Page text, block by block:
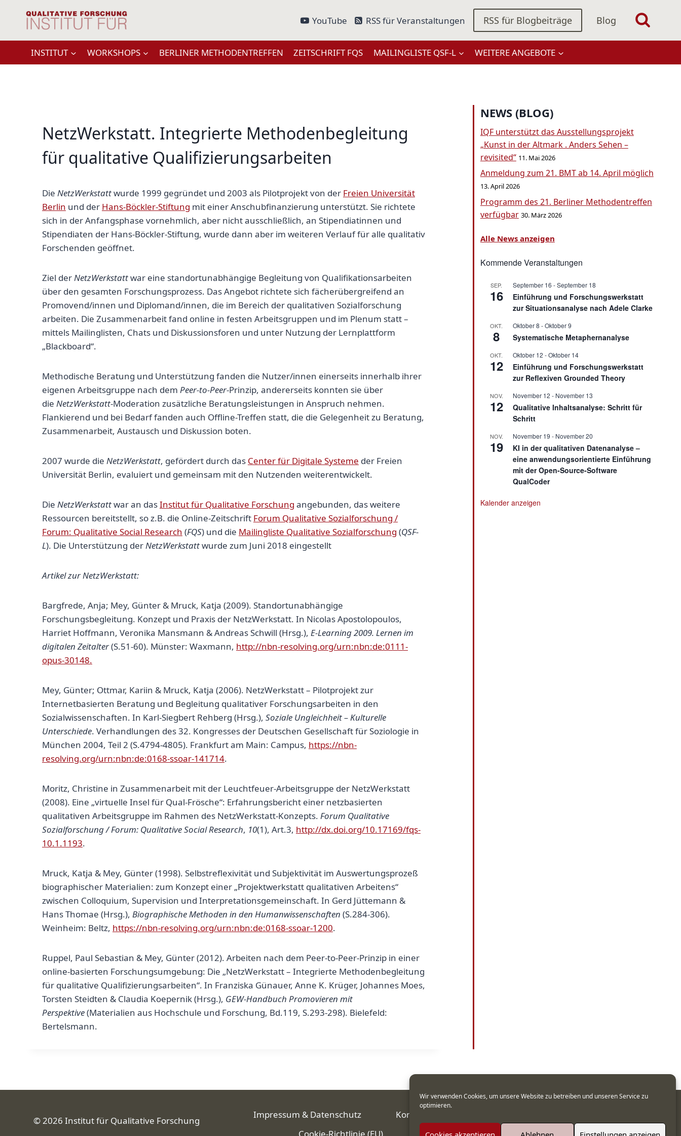
Wir verwenden Cookies, um unsere Website zu betreiben und unseren Service zu
optimieren.
YouTube RSS für Veranstaltungen RSS für Blogbeiträge Blog
INSTITUT WORKSHOPS BERLINER METHODENTREFFEN ZEITSCHRIFT FQS MAILINGLISTE QSF-L WEITERE ANGEBOTE
NetzWerkstatt. Integrierte Methodenbegleitung
für qualitative Qualifizierungsarbeiten
Die NetzWerkstattwurde 1999 gegründet und 2003 als Pilotprojekt von der Freien Universität
Berlin und der Hans-Böckler-Stiftung mit einer Anschubfinanzierung unterstützt. Sie richtete
sich in der Anfangsphase vornehmlich, aber nicht ausschließlich, an Stipendiatinnen und
Stipendiaten der Hans-Böckler-Stiftung, wurde dann aber im weiteren Verlauf für alle qualitativ
Forschenden geöffnet.
Ziel derNetzWerkstattwar eine standortunabhängige Begleitung von Qualifikationsarbeiten
über den gesamten Forschungsprozess. Das Angebot richtete sich fächerübergreifend an
Promovend/innen und Diplomand/innen, die im Bereich der qualitativen Sozialforschung
arbeiten. Die Zusammenarbeit fand online in festen Arbeitsgruppen und im Plenum statt –
mittels Mailinglisten, Chats und Diskussionsforen und unter Nutzung der Lernplattform
„Blackboard“.
Methodische Beratung und Unterstützung fanden die Nutzer/innen einerseits innerhalb ihrer
eigenen Arbeitsgruppe nach dem Peer-to-Peer-Prinzip, andererseits konnten sie über
die NetzWerkstatt-Moderation zusätzliche Beratungsleistungen in Anspruch nehmen.
Flankierend und bei Bedarf fanden auch Offline-Treffen statt, die die Gelegenheit zu Beratung,
Zusammenarbeit, Austausch und Diskussion boten.
2007 wurde die NetzWerkstatt, gefördert durch das Center für Digitale Systeme der Freien
Universität Berlin, evaluiert und gemeinsam mit den Nutzenden weiterentwickelt.
Die NetzWerkstattwar an dasInstitut für Qualitative Forschung angebunden, das weitere
Ressourcen bereitstellt, so z.B. die Online-Zeitschrift Forum Qualitative Sozialforschung /
Forum: Qualitative Social Research (FQS) und die Mailingliste Qualitative Sozialforschung (QSF-
L). Die Unterstützung derNetzWerkstattwurde zum Juni 2018 eingestellt
Artikel zur NetzWerkstatt:
Bargfrede, Anja; Mey, Günter & Mruck, Katja (2009). Standortunabhängige
Forschungsbegleitung. Konzept und Praxis der NetzWerkstatt. In Nicolas Apostolopoulos,
Harriet Hoffmann, Veronika Mansmann & Andreas Schwill (Hrsg.), E-Learning 2009. Lernen im
digitalen Zeitalter(S.51-60). Münster: Waxmann, http://nbn-resolving.org/urn:nbn:de:0111-
opus-30148.
Mey, Günter; Ottmar, Kariin & Mruck, Katja (2006). NetzWerkstatt – Pilotprojekt zur
Internetbasierten Beratung und Begleitung qualitativer Forschungsarbeiten in den
Sozialwissenschaften. In Karl-Siegbert Rehberg (Hrsg.), Soziale Ungleichheit – Kulturelle
Unterschiede. Verhandlungen des 32. Kongresses der Deutschen Gesellschaft für Soziologie in
München 2004, Teil 2 (S.4794-4805). Frankfurt am Main: Campus, https://nbn-
resolving.org/urn:nbn:de:0168-ssoar-141714.
Moritz, Christine in Zusammenarbeit mit der Leuchtfeuer-Arbeitsgruppe der NetzWerkstatt
(2008). Eine „virtuelle Insel für Qual-Frösche“: Erfahrungsbericht einer netzbasierten
qualitativen Arbeitsgruppe im Rahmen des NetzWerkstatt-Konzepts. Forum Qualitative
Sozialforschung / Forum: Qualitative Social Research, 10(1), Art.3, http://dx.doi.org/10.17169/fqs-
10.1.1193.
Mruck, Katja & Mey, Günter (1998). Selbstreflexivität und Subjektivität im Auswertungsprozeß
biographischer Materialien: zum Konzept einer „Projektwerkstatt qualitativen Arbeitens“
zwischen Colloquium, Supervision und Interpretationsgemeinschaft. In Gerd Jüttemann &
Hans Thomae (Hrsg.), Biographische Methoden in den Humanwissenschaften (S.284-306).
Weinheim: Beltz, https://nbn-resolving.org/urn:nbn:de:0168-ssoar-1200.
Ruppel, Paul Sebastian & Mey, Günter (2012). Arbeiten nach dem Peer-to-Peer-Prinzip in einer
online-basierten Forschungsumgebung: Die „NetzWerkstatt – Integrierte Methodenbegleitung
für qualitative Qualifizierungsarbeiten“. In Franziska Günauer, Anne K. Krüger, Johannes Moes,
Torsten Steidten & Claudia Koepernik (Hrsg.), GEW-Handbuch Promovieren mit
Perspektive(Materialien aus Hochschule und Forschung, Bd.119, S.293-298). Bielefeld:
Bertelsmann.
NEWS (BLOG)
IQF unterstützt das Ausstellungsprojekt
„Kunst in der Altmark . Anders Sehen –
revisited“ 11. Mai 2026
Anmeldung zum 21. BMT ab 14. April möglich
13. April 2026
Programm des 21. Berliner Methodentreffen
verfügbar 30. März 2026
Alle News anzeigen
Kommende Veranstaltungen
SEP.
16
September 16 -September 18
Einführung und Forschungswerkstatt
zur Situationsanalyse nach Adele Clarke
OKT.
8
Oktober 8 -Oktober 9
Systematische Metaphernanalyse
OKT.
12
Oktober 12 -Oktober 14
Einführung und Forschungswerkstatt
zur Reflexiven Grounded Theory
NOV.
12
November 12 - November 13
Qualitative Inhaltsanalyse: Schritt für
Schritt
NOV.
19
November 19 - November 20
KI in der qualitativen Datenanalyse –
eine anwendungsorientierte Einführung
mit der Open-Source-Software
QualCoder
Kalender anzeigen
© 2026 Institut für Qualitative Forschung
Impressum & Datenschutz
Kontakt
Cookie-Richtlinie (EU)